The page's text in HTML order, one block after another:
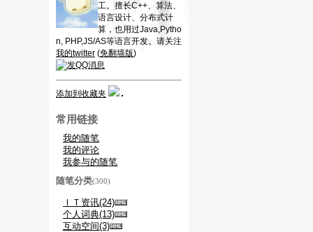
工。擅长C++、算法、
语言设计、分布式计
算，也用过Java,Pytho
n, PHP,JS/AS等语言开发。请关注
我的twitter (免翻墙版)
添加到收藏夹
常用链接
我的随笔
我的评论
我参与的随笔
随笔分类(300)
ＩＴ资讯(24)
个人词典(13)
互动空间(3)